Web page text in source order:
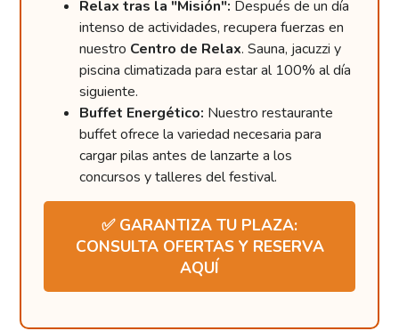
Relax tras la "Misión": Después de un día
intenso de actividades, recupera fuerzas en
nuestro Centro de Relax. Sauna, jacuzzi y
piscina climatizada para estar al 100% al día
siguiente.
Buffet Energético: Nuestro restaurante
buffet ofrece la variedad necesaria para
cargar pilas antes de lanzarte a los
concursos y talleres del festival.
✅ GARANTIZA TU PLAZA:
CONSULTA OFERTAS Y RESERVA
AQUÍ